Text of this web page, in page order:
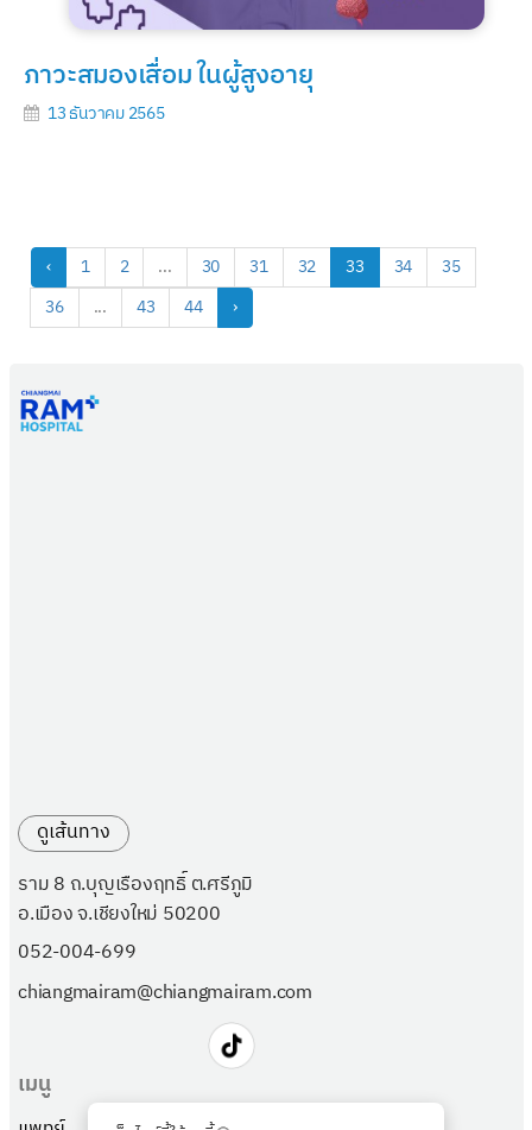
ภาวะสมองเสื่อม ในผู้สูงอายุ
13 ธันวาคม 2565
‹ 1 2 ... 30 31 32 33 34
35
36
... 43 44 ›
เมนู
ดูเส้นทาง
ราม 8 ถ.บุญเรืองฤทธิ์ ต.ศรีภูมิ
อ.เมือง จ.เชียงใหม่ 50200
052-004-699
chiangmairam@chiangmairam.com